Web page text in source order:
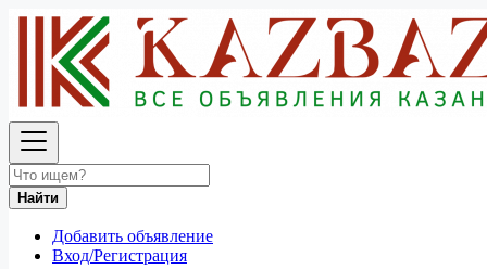
Найти
Добавить объявление
Вход/Регистрация
Продажа мотоциклов и скутеров
Все объявления в 50 км around Нижнекамск
Разное
Личные вещи